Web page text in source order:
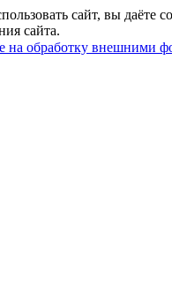
сайт, вы даёте
сайта.
на обработку внешними